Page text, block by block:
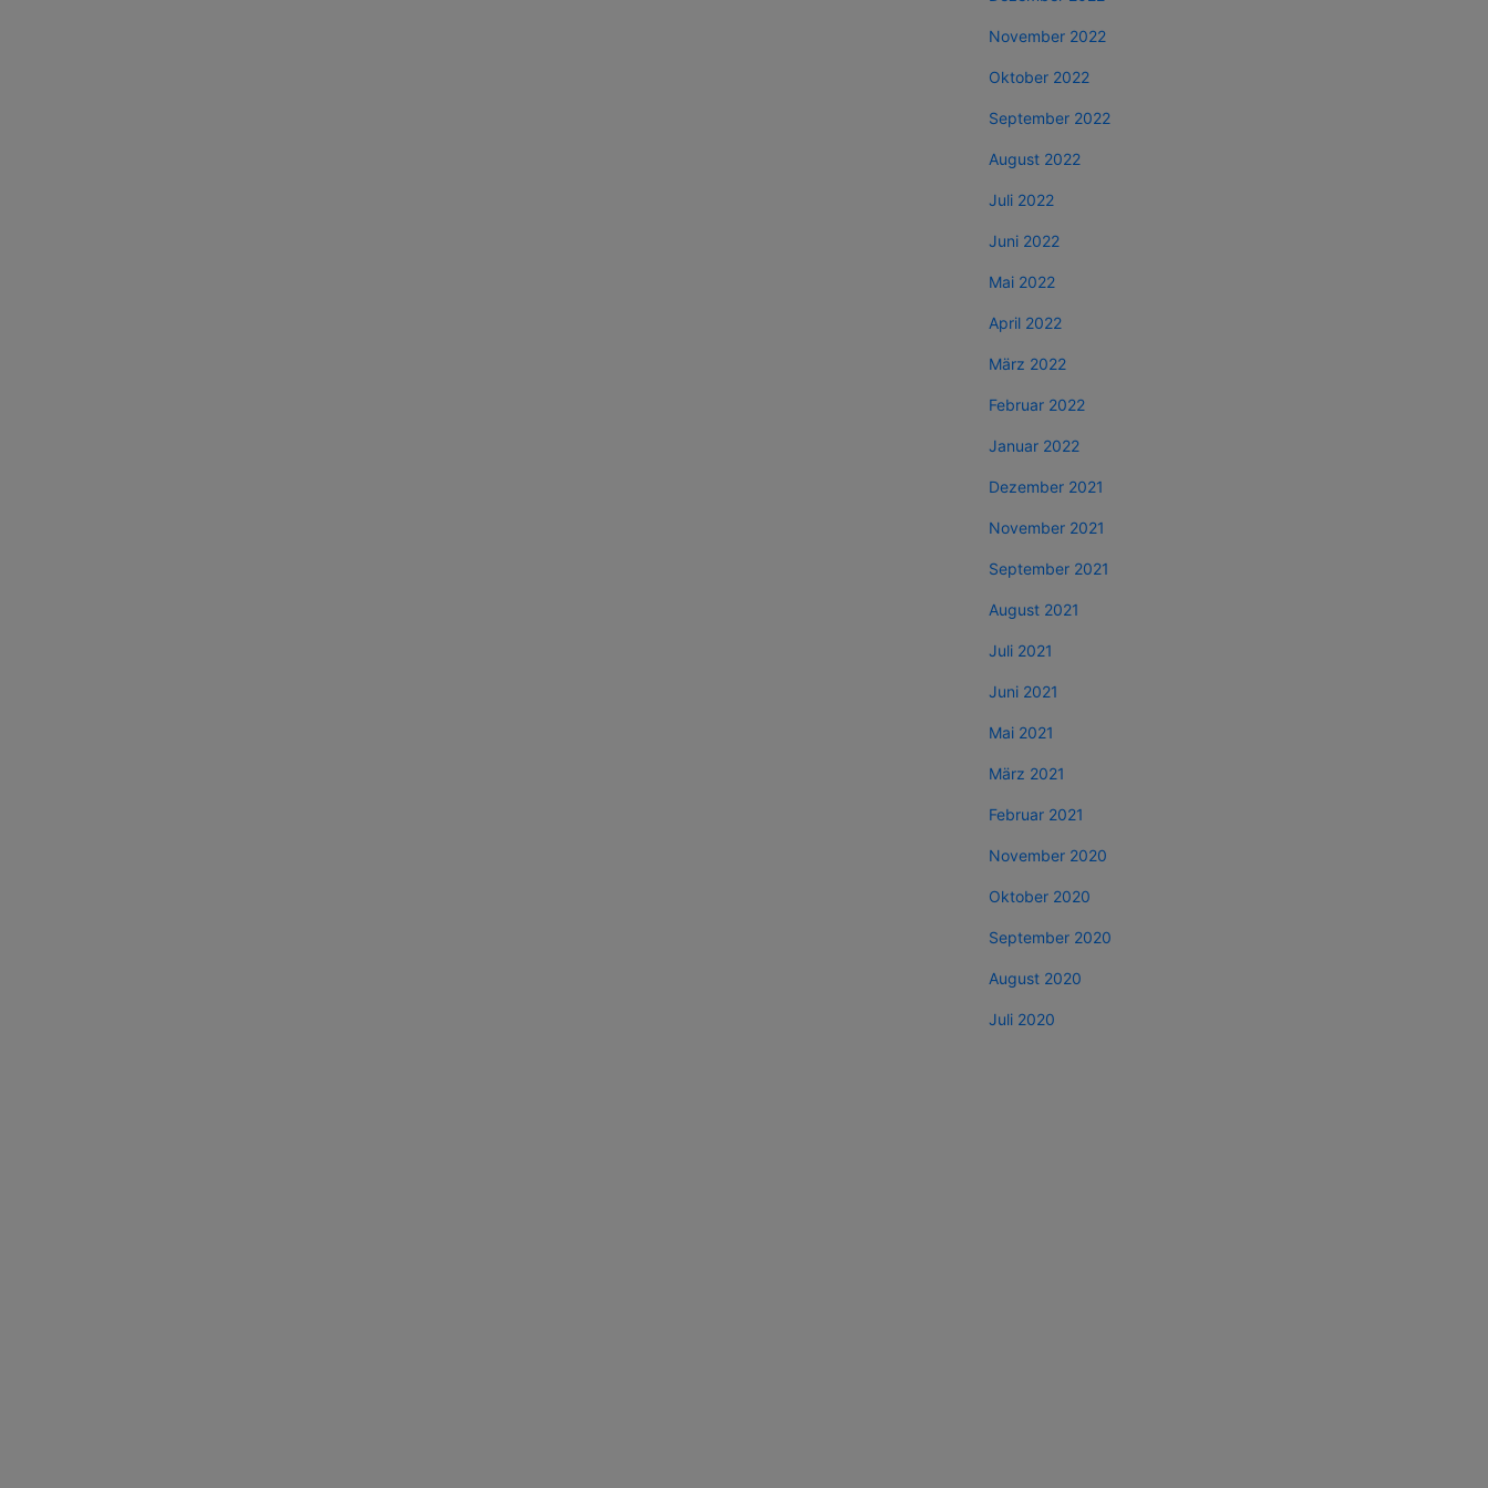
November 2022
Oktober 2022
September 2022
August 2022
Juli 2022
Juni 2022
Mai 2022
April 2022
März 2022
Februar 2022
Januar 2022
Dezember 2021
November 2021
September 2021
August 2021
Juli 2021
Juni 2021
Mai 2021
März 2021
Februar 2021
November 2020
Oktober 2020
September 2020
August 2020
Juli 2020